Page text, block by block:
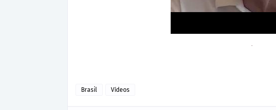
Brasil Vídeos